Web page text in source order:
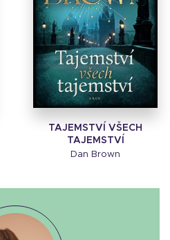
TAJEMSTVÍ VŠECH
TAJEMSTVÍ
Dan Brown